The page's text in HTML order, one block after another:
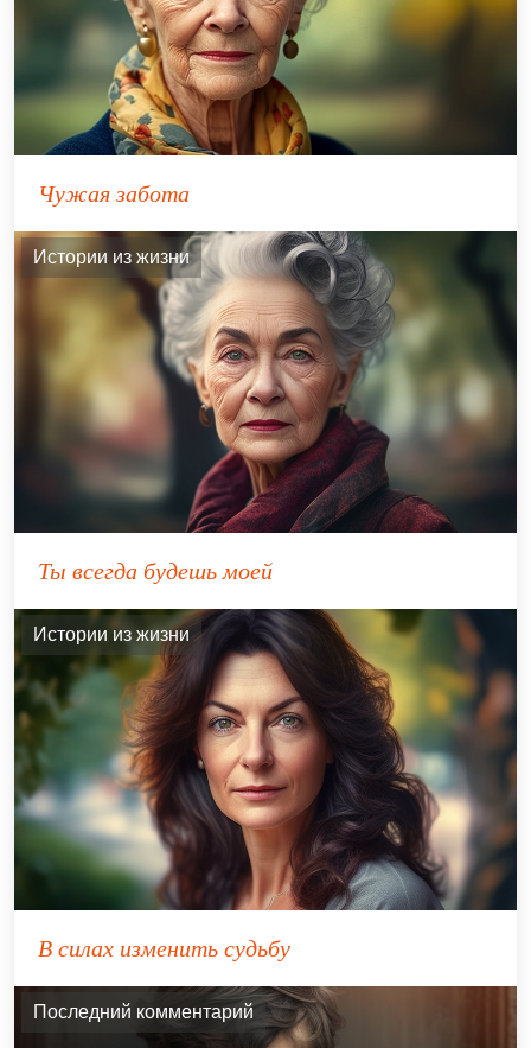
Чужая забота
Истории из жизни
Ты всегда будешь моей
Истории из жизни
В силах изменить судьбу
Последний комментарий